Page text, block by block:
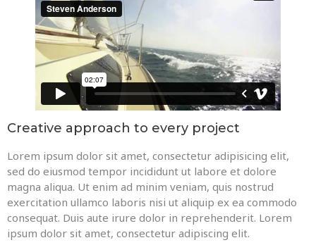
Creative approach to every project
Lorem ipsum dolor sit amet, consectetur adipisicing elit,
sed do eiusmod tempor incididunt ut labore et dolore
magna aliqua. Ut enim ad minim veniam, quis nostrud
exercitation ullamco laboris nisi ut aliquip ex ea commodo
consequat. Duis aute irure dolor in reprehenderit. Lorem
ipsum dolor sit amet, consectetur adipiscing elit.